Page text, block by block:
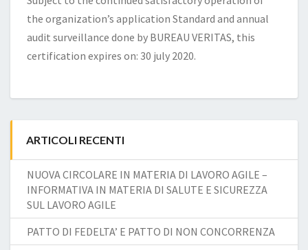
the organization’s application Standard and annual
audit surveillance done by BUREAU VERITAS, this
certification expires on: 30 july 2020.
ARTICOLI RECENTI
NUOVA CIRCOLARE IN MATERIA DI LAVORO AGILE –
INFORMATIVA IN MATERIA DI SALUTE E SICUREZZA
SUL LAVORO AGILE
PATTO DI FEDELTA’ E PATTO DI NON CONCORRENZA